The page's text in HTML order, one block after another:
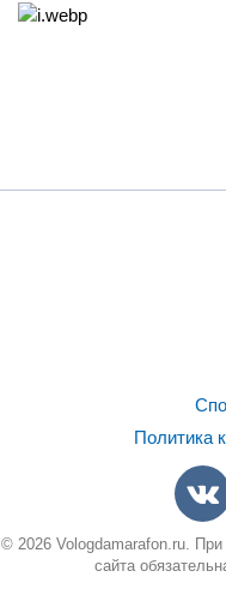
Политика
© 2026 Vologdamarafon.ru.
сайта